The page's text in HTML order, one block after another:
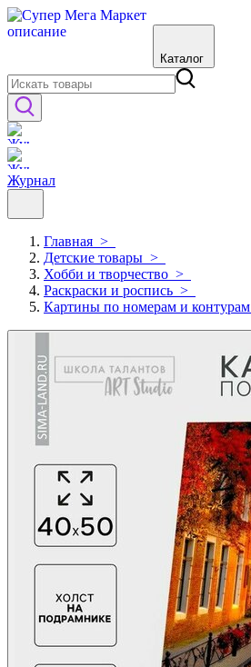
Каталог
Журнал
Главная >
Детские товары >
Хобби и творчество >
Раскраски и роспись >
Картины по номерам и контурам